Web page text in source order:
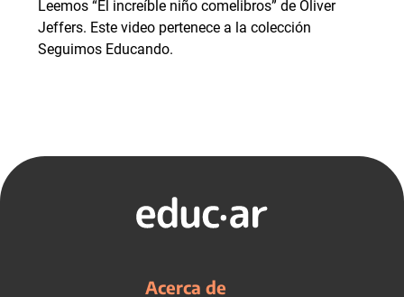
Leemos “El increíble niño comelibros” de Oliver
Jeffers. Este video pertenece a la colección
Seguimos Educando.
Acerca de